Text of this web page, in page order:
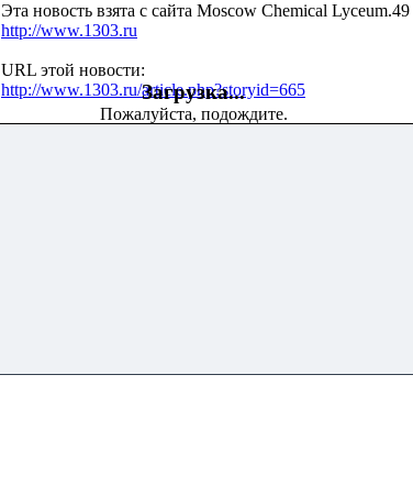
Загрузка...
Пожалуйста, подождите.
Эта новость взята с сайта Moscow Chemical Lyceum.49
http://www.1303.ru
URL этой новости:
http://www.1303.ru/article.php?storyid=665